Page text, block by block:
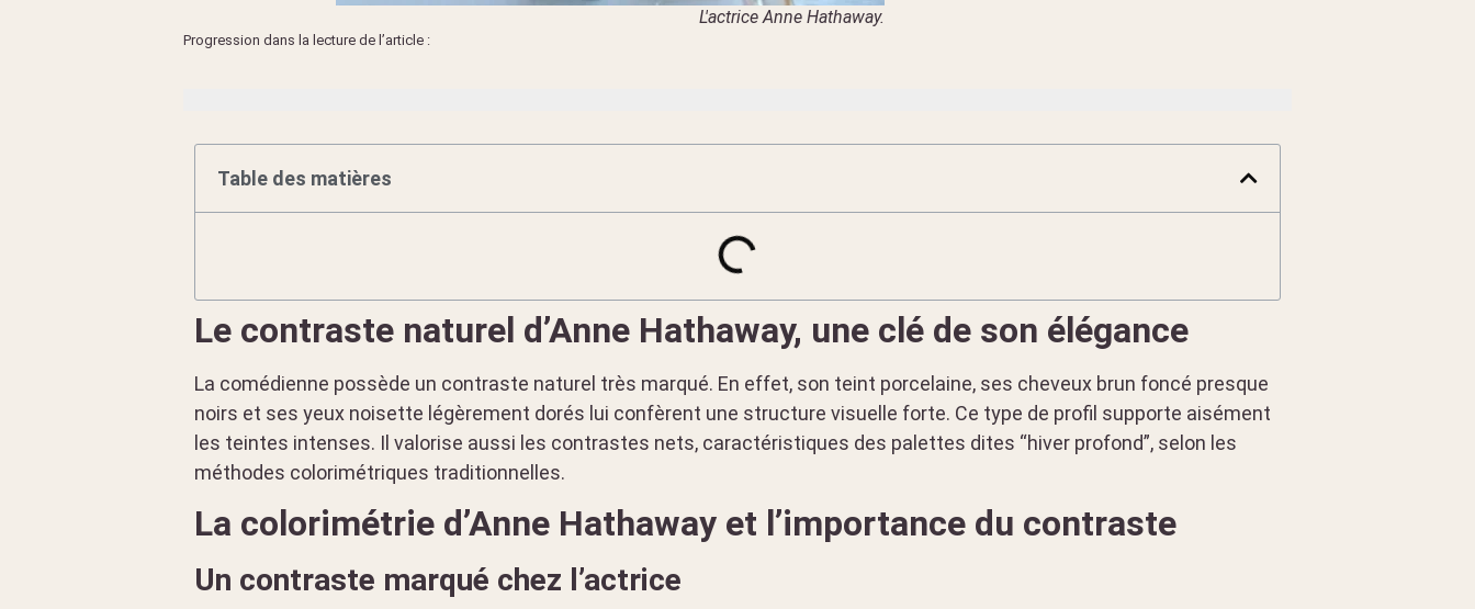
L'actrice Anne Hathaway.
Progression dans la lecture de l’article :
Table des matières
Le contraste naturel d’Anne Hathaway, une clé de son élégance
La comédienne possède un contraste naturel très marqué. En effet, son teint porcelaine, ses cheveux brun foncé presque
noirs et ses yeux noisette légèrement dorés lui confèrent une structure visuelle forte. Ce type de profil supporte aisément
les teintes intenses. Il valorise aussi les contrastes nets, caractéristiques des palettes dites “hiver profond”, selon les
méthodes colorimétriques traditionnelles.
La colorimétrie d’Anne Hathaway et l’importance du contraste
Un contraste marqué chez l’actrice